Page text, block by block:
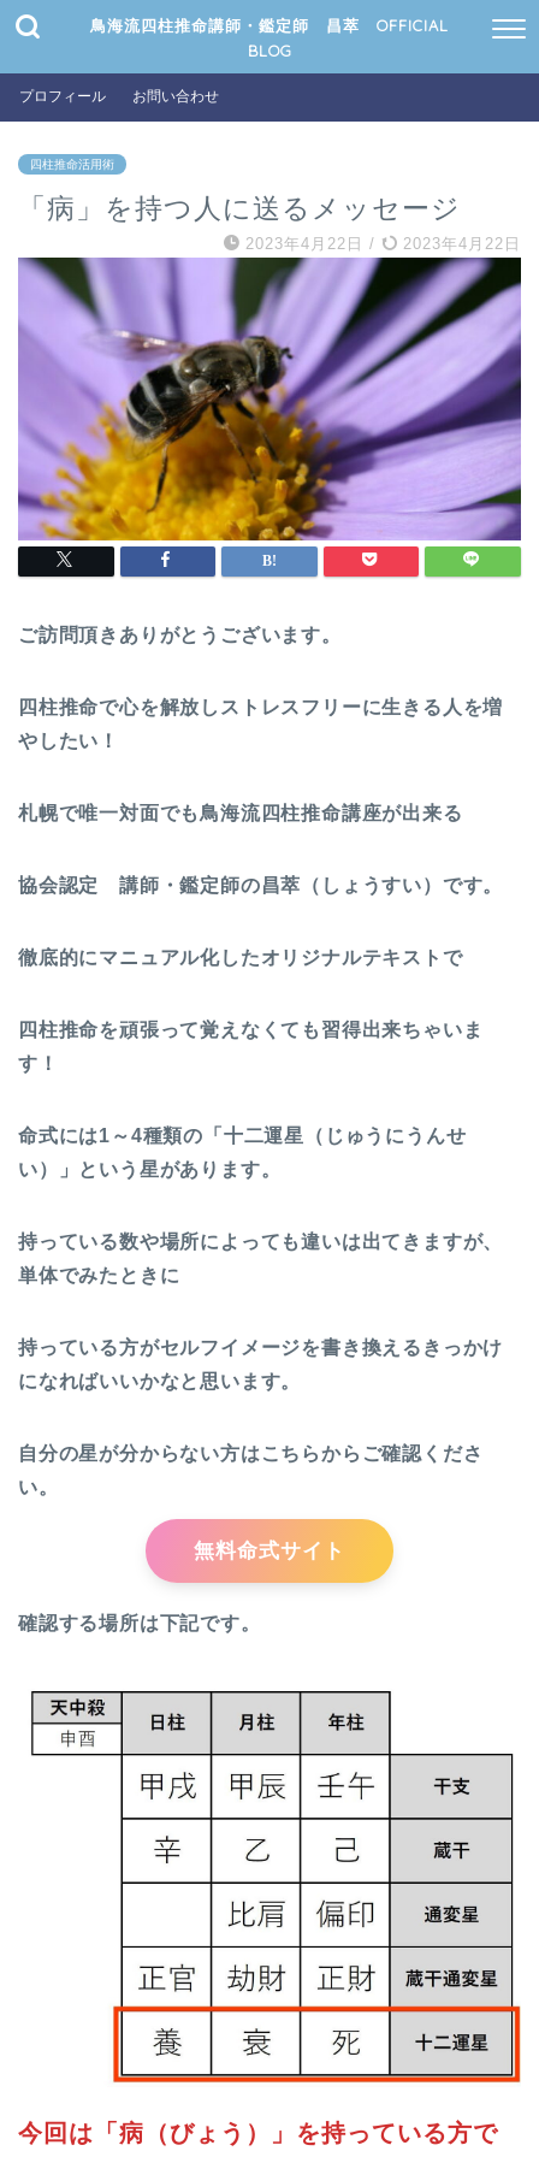
鳥海流四柱推命講師・鑑定師 昌萃 OFFICIAL
BLOG
プロフィール お問い合わせ
四柱推命活用術
「病」を持つ人に送るメッセージ
2023年4月22日 / 2023年4月22日
ご訪問頂きありがとうございます。
四柱推命で心を解放しストレスフリーに生きる人を増
やしたい！
札幌で唯一対面でも鳥海流四柱推命講座が出来る
協会認定 講師・鑑定師の昌萃（しょうすい）です。
徹底的にマニュアル化したオリジナルテキストで
四柱推命を頑張って覚えなくても習得出来ちゃいま
す！
命式には1～4種類の「十二運星（じゅうにうんせ
い）」という星があります。
持っている数や場所によっても違いは出てきますが、
単体でみたときに
持っている方がセルフイメージを書き換えるきっかけ
になればいいかなと思います。
自分の星が分からない方はこちらからご確認くださ
い。
無料命式サイト
確認する場所は下記です。
今回は「病（びょう）」を持っている方で